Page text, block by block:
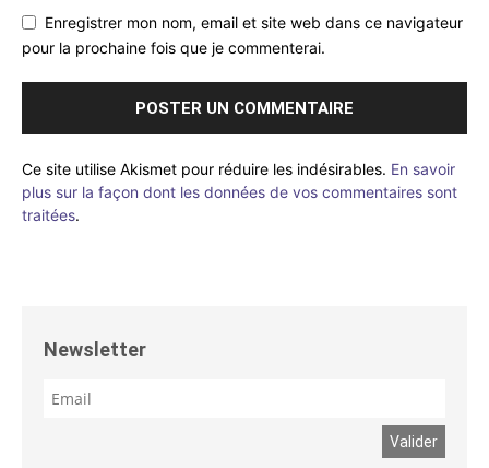
Enregistrer mon nom, email et site web dans ce navigateur
pour la prochaine fois que je commenterai.
Ce site utilise Akismet pour réduire les indésirables. En savoir
plus sur la façon dont les données de vos commentaires sont
traitées.
Newsletter